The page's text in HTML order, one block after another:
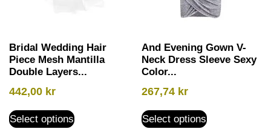
Bridal Wedding Hair
Piece Mesh Mantilla
Double Layers...
442,00 kr
Select options
And Evening Gown V-
Neck Dress Sleeve Sexy
Color...
267,74 kr
Select options